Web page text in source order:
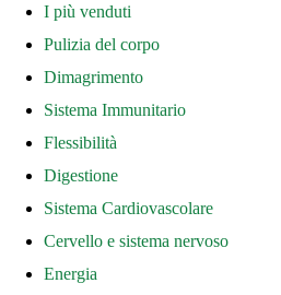
I più venduti
Pulizia del corpo
Dimagrimento
Sistema Immunitario
Flessibilità
Digestione
Sistema Cardiovascolare
Cervello e sistema nervoso
Energia